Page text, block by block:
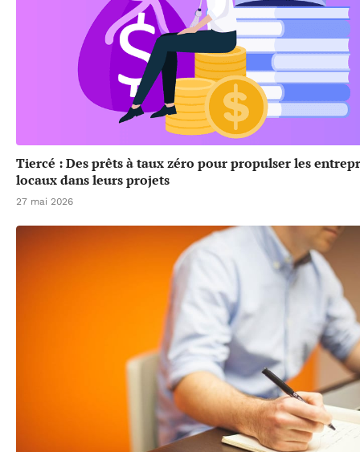
Tiercé : Des prêts à taux zéro pour propulser les
locaux dans leurs projets
27 mai 2026